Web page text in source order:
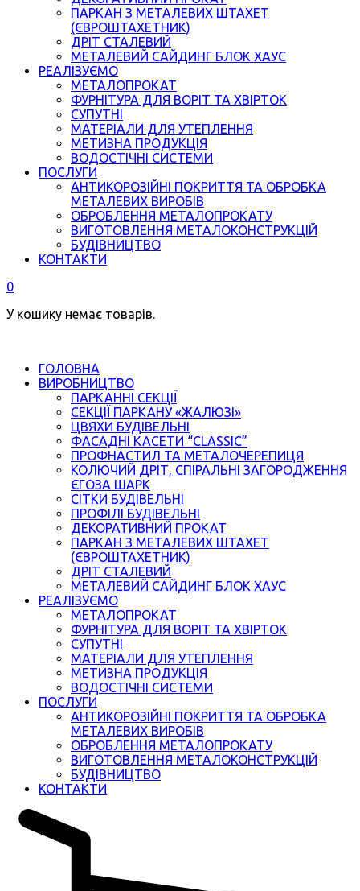
ПАРКАН З МЕТАЛЕВИХ ШТАХЕТ
(ЄВРОШТАХЕТНИК)
ДРІТ СТАЛЕВИЙ
МЕТАЛЕВИЙ САЙДИНГ БЛОК ХАУС
РЕАЛІЗУЄМО
МЕТАЛОПРОКАТ
ФУРНІТУРА ДЛЯ ВОРІТ ТА ХВІРТОК
СУПУТНІ
МАТЕРІАЛИ ДЛЯ УТЕПЛЕННЯ
МЕТИЗНА ПРОДУКЦІЯ
ВОДОСТІЧНІ СИСТЕМИ
ПОСЛУГИ
АНТИКОРОЗІЙНІ ПОКРИТТЯ ТА ОБРОБКА
МЕТАЛЕВИХ ВИРОБІВ
ОБРОБЛЕННЯ МЕТАЛОПРОКАТУ
ВИГОТОВЛЕННЯ МЕТАЛОКОНСТРУКЦІЙ
БУДІВНИЦТВО
КОНТАКТИ
0
У кошику немає товарів.
ГОЛОВНА
ВИРОБНИЦТВО
ПАРКАННІ СЕКЦІЇ
СЕКЦІЇ ПАРКАНУ «ЖАЛЮЗІ»
ЦВЯХИ БУДІВЕЛЬНІ
ФАСАДНІ КАСЕТИ “CLASSIC”
ПРОФНАСТИЛ ТА МЕТАЛОЧЕРЕПИЦЯ
КОЛЮЧИЙ ДРІТ, СПІРАЛЬНІ ЗАГОРОДЖЕННЯ
ЄГОЗА ШАРК
СІТКИ БУДІВЕЛЬНІ
ПРОФІЛІ БУДІВЕЛЬНІ
ДЕКОРАТИВНИЙ ПРОКАТ
ПАРКАН З МЕТАЛЕВИХ ШТАХЕТ
(ЄВРОШТАХЕТНИК)
ДРІТ СТАЛЕВИЙ
МЕТАЛЕВИЙ САЙДИНГ БЛОК ХАУС
РЕАЛІЗУЄМО
МЕТАЛОПРОКАТ
ФУРНІТУРА ДЛЯ ВОРІТ ТА ХВІРТОК
СУПУТНІ
МАТЕРІАЛИ ДЛЯ УТЕПЛЕННЯ
МЕТИЗНА ПРОДУКЦІЯ
ВОДОСТІЧНІ СИСТЕМИ
ПОСЛУГИ
АНТИКОРОЗІЙНІ ПОКРИТТЯ ТА ОБРОБКА
МЕТАЛЕВИХ ВИРОБІВ
ОБРОБЛЕННЯ МЕТАЛОПРОКАТУ
ВИГОТОВЛЕННЯ МЕТАЛОКОНСТРУКЦІЙ
БУДІВНИЦТВО
КОНТАКТИ